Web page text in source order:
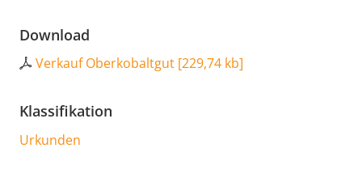
Download
Verkauf Oberkobaltgut [229,74 kb]
Klassifikation
Urkunden